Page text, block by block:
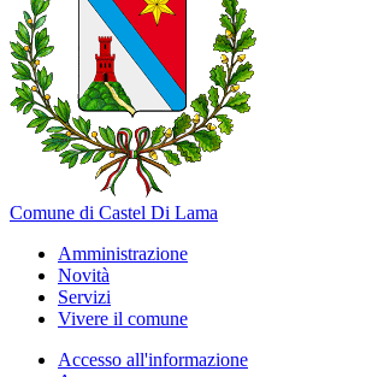
Comune di Castel Di Lama
Amministrazione
Novità
Servizi
Vivere il comune
Accesso all'informazione